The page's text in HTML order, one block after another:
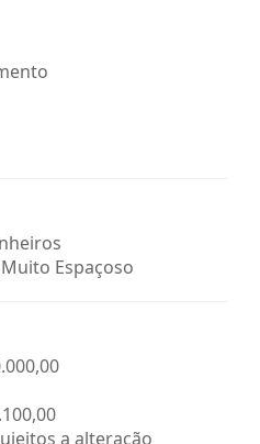
Espaçoso
a alteração